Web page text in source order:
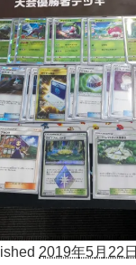
2019年5月22日